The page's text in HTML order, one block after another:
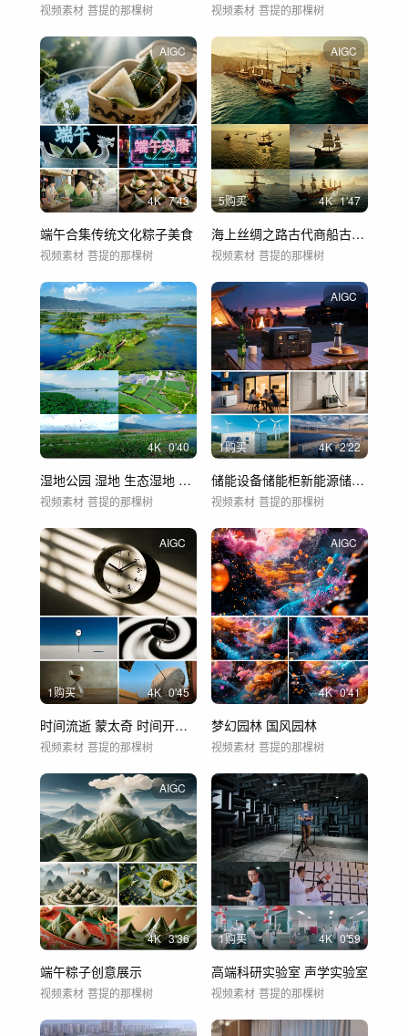
视频素材 菩提的那棵树 视频素材 菩提的那棵树
AIGC
4K 7'43
端午合集传统文化粽子美食
视频素材 菩提的那棵树
AIGC
5购买 4K 1'47
海上丝绸之路古代商船古代船队
视频素材 菩提的那棵树
4K 0'40
湿地公园 湿地 生态湿地 绿色生态
视频素材 菩提的那棵树
AIGC
1购买 4K 2'22
储能设备储能柜新能源储能解决方案
视频素材 菩提的那棵树
AIGC
1购买 4K 0'45
时间流逝 蒙太奇 时间开场 光影穿越时空
视频素材 菩提的那棵树
AIGC
4K 0'41
梦幻园林 国风园林
视频素材 菩提的那棵树
AIGC
4K 3'36
端午粽子创意展示
视频素材 菩提的那棵树
1购买 4K 0'59
高端科研实验室 声学实验室
视频素材 菩提的那棵树